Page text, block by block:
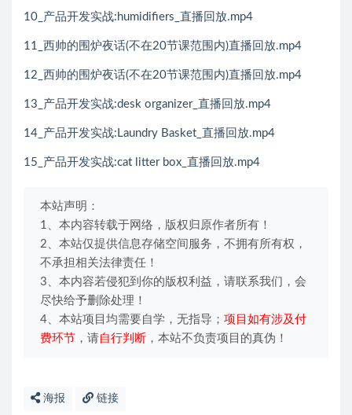
10_产品开发实战:humidifiers_直播回放.mp4
11_西帅的围炉夜话(不在20节课范围内)直播回放.mp4
12_西帅的围炉夜话(不在20节课范围内)直播回放.mp4
13_产品开发实战:desk organizer_直播回放.mp4
14_产品开发实战:Laundry Basket_直播回放.mp4
15_产品开发实战:cat litter box_直播回放.mp4
本站声明：
1、本内容转载于网络，版权归原作者所有！
2、本站仅提供信息存储空间服务，不拥有所有权，
不承担相关法律责任！
3、本内容若侵犯到你的版权利益，请联系我们，会
尽快给予删除处理！
4、本站项目均需要自学，无指导； 项目如有涉及付
费环节 ，请自行判断 ，本站不负责项目的真伪！
海报 链接